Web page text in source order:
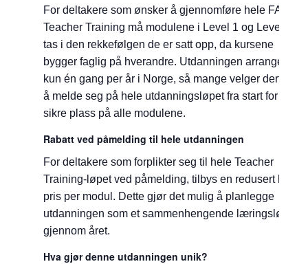
For deltakere som ønsker å gjennomføre hele FAMO
Teacher Training må modulene i Level 1 og Level 2
tas i den rekkefølgen de er satt opp, da kursene
bygger faglig på hverandre. Utdanningen arrangeres
kun én gang per år i Norge, så mange velger derfor
å melde seg på hele utdanningsløpet fra start for å
sikre plass på alle modulene.
Rabatt ved påmelding til hele utdanningen
For deltakere som forplikter seg til hele Teacher
Training-løpet ved påmelding, tilbys en redusert kurs
pris per modul. Dette gjør det mulig å planlegge
utdanningen som et sammenhengende læringsløp
gjennom året.
Hva gjør denne utdanningen unik?